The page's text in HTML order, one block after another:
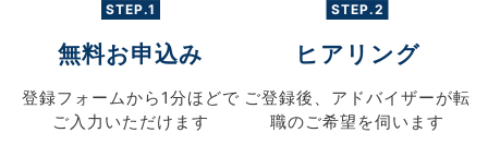
STEP.1
無料お申込み
登録フォームから 1分ほどで
ご入力 いただけます
STEP.2
ヒアリング
ご登録後、 アドバイザーが転
職のご希望を伺います